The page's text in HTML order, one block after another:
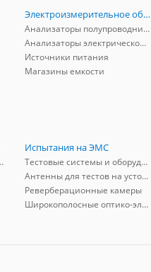
Электроизмерительное оборудование
Анализаторы полупроводников
Анализаторы электрической мощности
Источники питания
Магазины емкости
волноводные
Испытания на ЭМС
Тестовые системы и оборудование
Антенны для тестов на устойчивость к ЭМП
Реверберационные камеры
Широкополосные оптико-электрические линии